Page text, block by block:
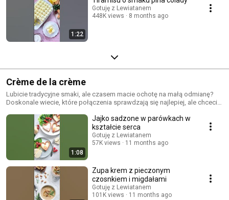
1:22
Gotuję z Lewiatanem
448K views
8 months ago
Crème de la crème
Lubicie tradycyjne smaki, ale czasem macie ochotę na małą odmianę?
Doskonale wiecie, które połączenia sprawdzają się najlepiej, ale chcecie
crème! 👌
1:08
Jajko sadzone w parówkach w
kształcie serca
Gotuję z Lewiatanem
57K views
11 months ago
Zupa krem z pieczonym
czosnkiem i migdałami
Gotuję z Lewiatanem
101K views
11 months ago